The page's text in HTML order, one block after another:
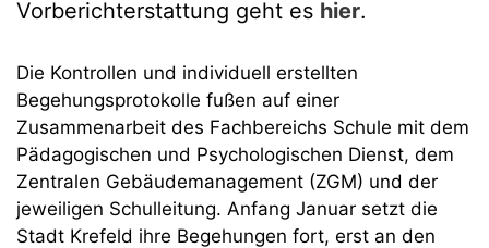
Vorberichterstattung geht es hier.
Die Kontrollen und individuell erstellten
Begehungsprotokolle fußen auf einer
Zusammenarbeit des Fachbereichs Schule mit dem
Pädagogischen und Psychologischen Dienst, dem
Zentralen Gebäudemanagement (ZGM) und der
jeweiligen Schulleitung. Anfang Januar setzt die
Stadt Krefeld ihre Begehungen fort, erst an den